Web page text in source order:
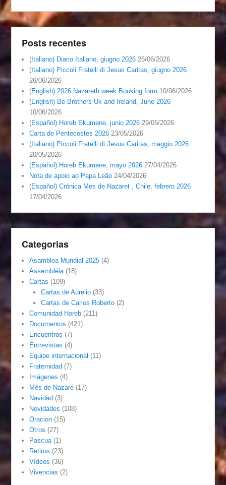
Posts recentes
(Italiano) Diario Italiano, giugno 2026 26/06/2026
(Italiano) Piccoli Fratelli di Jesus Caritas, giugno 2026
26/06/2026
(English) 2026 Nazareth week Booking form 10/06/2026
(English) Be Brothers Uk and Ireland, June 2026
10/06/2026
(Español) Horeb Ekumene, junio 2026 29/05/2026
Carta de Pentecostes 2026 23/05/2026
(Italiano) Piccoli Fratelli di Jesus Caritas, maggio 2026
20/05/2026
(Español) Horeb Ekumene, mayo 2026 27/04/2026
Nota de apoio ao Papa Leão 24/04/2026
(Español) Crónica Mes de Nazaret , Chile, febrero 2026
17/04/2026
Categorias
Asamblea Mundial 2025 (4)
Assembléia (18)
Cartas (109)
Cartas de Aurelio(33)
Cartas de Carlos Roberto(2)
Comunidad Horeb (211)
Documentos (421)
Encuentros (7)
Entrevistas (4)
Equipe internacional (11)
Fraternidad (7)
Imágenes (4)
Mês de Nazaré (17)
Navidad (3)
Novidades (108)
Oracion (15)
Otros (27)
Pascua (1)
Retiros (23)
Vídeos (36)
Vivencias (2)